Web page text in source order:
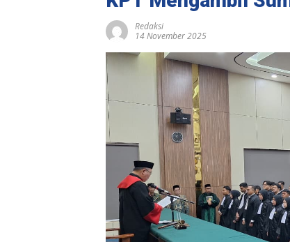
Redaksi
14 November 2025